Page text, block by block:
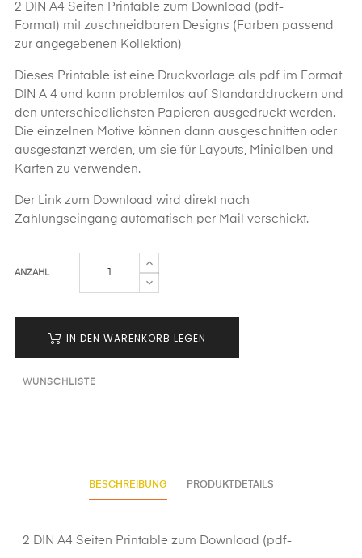
2 DIN A4 Seiten Printable zum Download (pdf-
Format) mit zuschneidbaren Designs (Farben passend
zur angegebenen Kollektion)
Dieses Printable ist eine Druckvorlage als pdf im Format
DIN A 4 und kann problemlos auf Standarddruckern und
den unterschiedlichsten Papieren ausgedruckt werden.
Die einzelnen Motive können dann ausgeschnitten oder
ausgestanzt werden, um sie für Layouts, Minialben und
Karten zu verwenden.
Der Link zum Download wird direkt nach
Zahlungseingang automatisch per Mail verschickt.
ANZAHL
IN DEN WARENKORB LEGEN
WUNSCHLISTE
BESCHREIBUNG PRODUKTDETAILS
2 DIN A4 Seiten Printable zum Download (pdf-